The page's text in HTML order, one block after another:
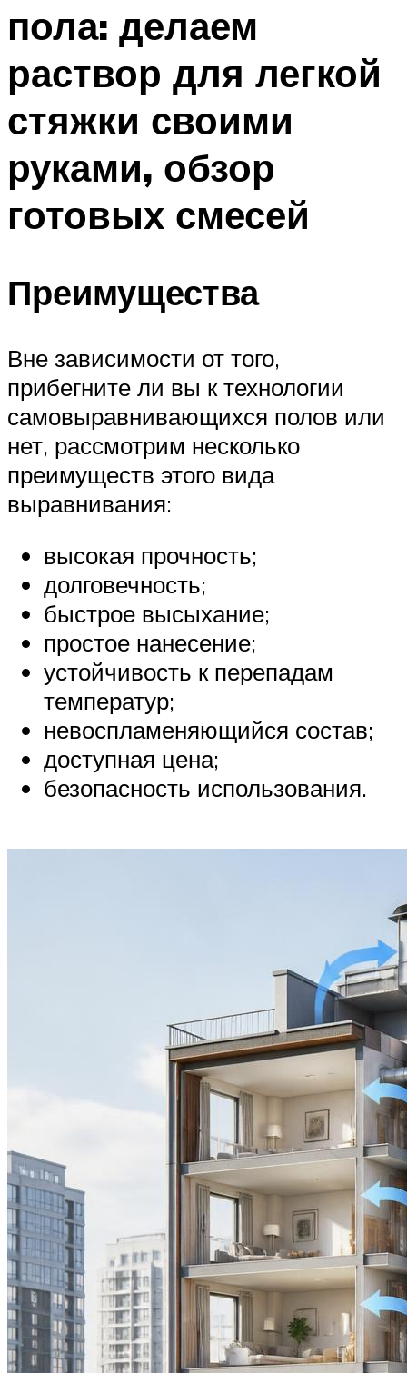
Меню
пола: делаем
раствор для легкой
стяжки своими
руками, обзор
готовых смесей
Преимущества
Вне зависимости от того,
прибегните ли вы к технологии
самовыравнивающихся полов или
нет, рассмотрим несколько
преимуществ этого вида
выравнивания:
высокая прочность;
долговечность;
быстрое высыхание;
простое нанесение;
устойчивость к перепадам
температур;
невоспламеняющийся состав;
доступная цена;
безопасность использования.